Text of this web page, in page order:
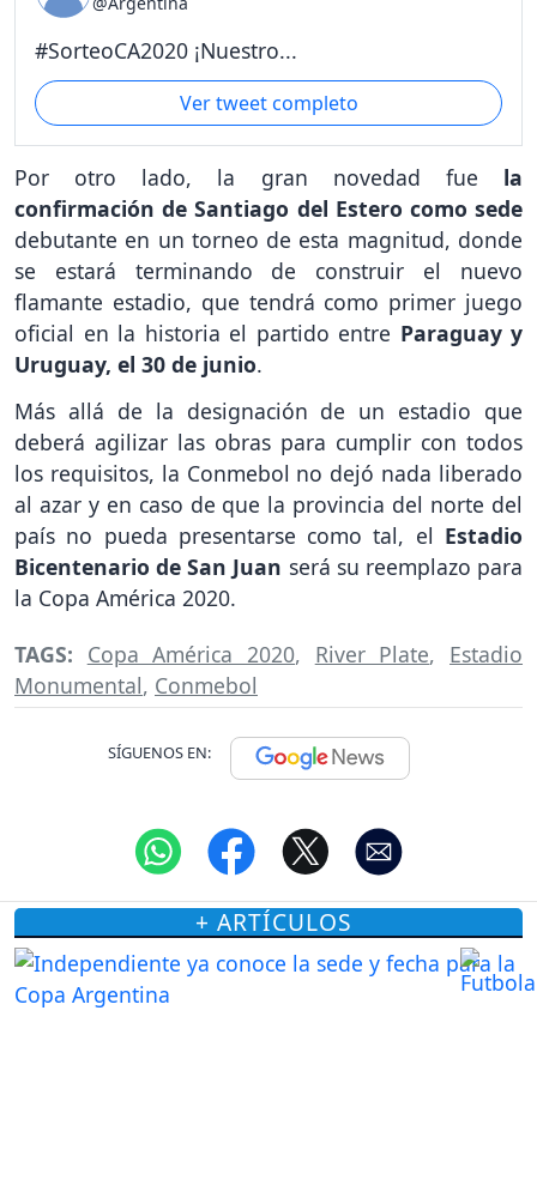
#SorteoCA2020 ¡Nuestro...
Ver tweet completo
Por otro lado, la gran novedad fue la
confirmación de Santiago del Estero como sede
debutante en un torneo de esta magnitud, donde
se estará terminando de construir el nuevo
flamante estadio, que tendrá como primer juego
oficial en la historia el partido entre Paraguay y
Uruguay, el 30 de junio.
Más allá de la designación de un estadio que
deberá agilizar las obras para cumplir con todos
los requisitos, la Conmebol no dejó nada liberado
al azar y en caso de que la provincia del norte del
país no pueda presentarse como tal, el Estadio
Bicentenario de San Juan será su reemplazo para
la Copa América 2020.
TAGS: Copa América 2020, River Plate, Estadio
Monumental, Conmebol
SÍGUENOS EN:
+ ARTÍCULOS